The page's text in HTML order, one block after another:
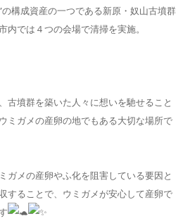
構成資産の一つである新原・奴山古墳群
内では４つの会場で清掃を実施。
古墳群を築いた人々に想いを馳せること
ミガメの産卵の地でもある大切な場所で
ガメの産卵やふ化を阻害している要因と
することで、ウミガメが安心して産卵で